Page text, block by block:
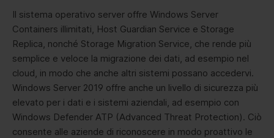
Il sistema operativo server offre Windows Server
Containers illimitati, Host Guardian Service e Storage
Replica, nonché Storage Migration Service, che rende più
semplice e veloce la migrazione dei dati, ad esempio nel
cloud, in modo che anche altri sistemi possano accedervi.
Windows Server 2019 offre anche un livello di sicurezza più
elevato per i dati e i sistemi aziendali, ad esempio con
Windows Defender ATP (Advanced Threat Protection). Ciò
consente alle aziende di riconoscere in modo proattivo le